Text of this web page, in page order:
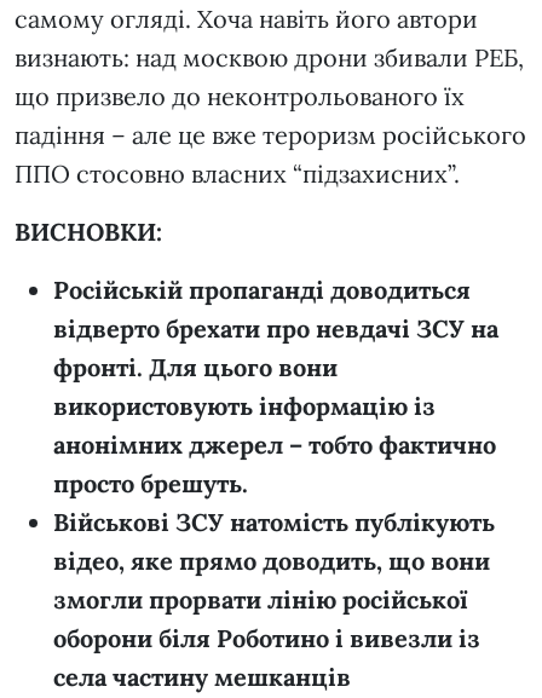
самому огляді. Хоча навіть його автори
визнають: над москвою дрони збивали РЕБ,
що призвело до неконтрольованого їх
падіння – але це вже тероризм російського
ППО стосовно власних “підзахисних”.
ВИСНОВКИ:
Російській пропаганді доводиться
відверто брехати про невдачі ЗСУ на
фронті. Для цього вони
використовують інформацію із
анонімних джерел – тобто фактично
просто брешуть.
Військові ЗСУ натомість публікують
відео, яке прямо доводить, що вони
змогли прорвати лінію російської
оборони біля Роботино і вивезли із
села частину мешканців